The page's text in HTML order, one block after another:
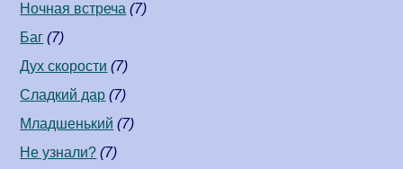
Ночная встреча (7)
Баг (7)
Дух скорости (7)
Сладкий дар (7)
Младшенький (7)
Не узнали? (7)